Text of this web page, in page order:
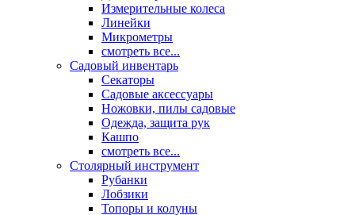
Измерительные колеса
Линейки
Микрометры
смотреть все...
Садовый инвентарь
Секаторы
Садовые аксессуары
Ножовки, пилы садовые
Одежда, защита рук
Кашпо
смотреть все...
Столярный инструмент
Рубанки
Лобзики
Топоры и колуны